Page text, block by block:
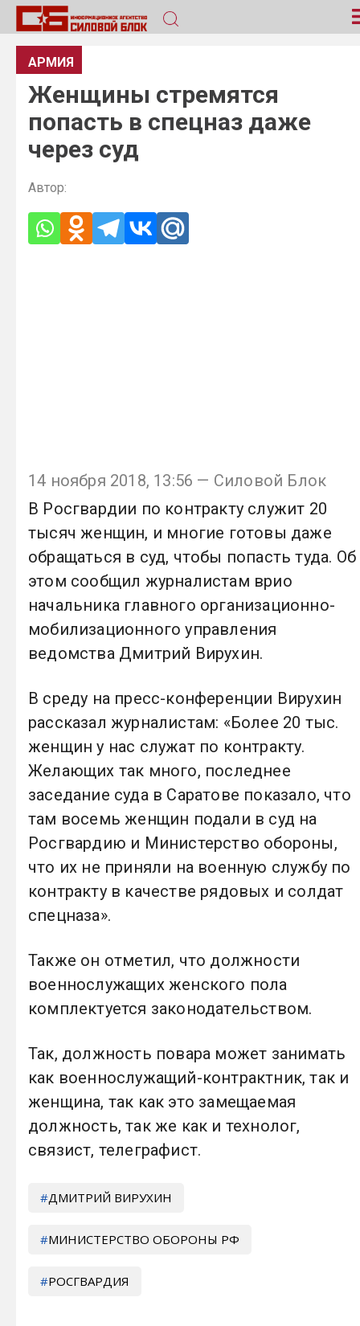
АРМИЯ
Женщины стремятся
попасть в спецназ даже
через суд
Автор:
14 ноября 2018, 13:56 — Силовой Блок
В Росгвардии по контракту служит 20
тысяч женщин, и многие готовы даже
обращаться в суд, чтобы попасть туда. Об
этом сообщил журналистам врио
начальника главного организационно-
мобилизационного управления
ведомства Дмитрий Вирухин.
В среду на пресс-конференции Вирухин
рассказал журналистам: «Более 20 тыс.
женщин у нас служат по контракту.
Желающих так много, последнее
заседание суда в Саратове показало, что
там восемь женщин подали в суд на
Росгвардию и Министерство обороны,
что их не приняли на военную службу по
контракту в качестве рядовых и солдат
спецназа».
Также он отметил, что должности
военнослужащих женского пола
комплектуется законодательством.
Так, должность повара может занимать
как военнослужащий-контрактник, так и
женщина, так как это замещаемая
должность, так же как и технолог,
связист, телеграфист.
ДМИТРИЙ ВИРУХИН
МИНИСТЕРСТВО ОБОРОНЫ РФ
РОСГВАРДИЯ